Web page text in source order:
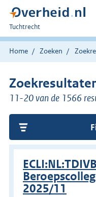
U
bent
hier:
Tuchtrecht
Home Zoeken
11-20 van de 1566
2025/11